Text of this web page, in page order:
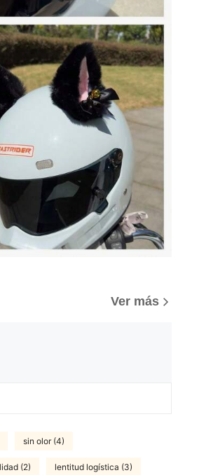
Ver más
sin olor (4)
(2) lentitud logística (3)